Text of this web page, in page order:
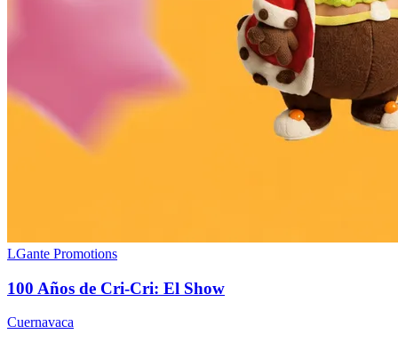
LGante Promotions
100 Años de Cri-Cri: El Show
Cuernavaca